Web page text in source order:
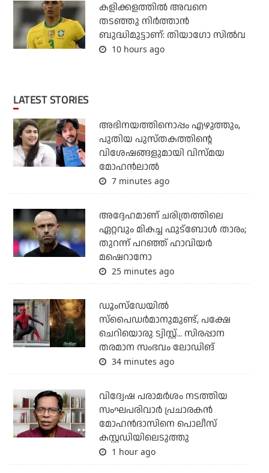
കളിക്കളത്തില്‍ അവനെ
തടഞ്ഞു നിര്‍ത്താന്‍
ബുദ്ധിമുട്ടാണ്: തിയാഗോ സില്‍വ
10 hours ago
LATEST STORIES
അഭിനയത്തിനൊപ്പം എഴുത്തും,
പുതിയ പുസ്തകത്തിന്റെ
വിശേഷങ്ങളുമായി വിസ്മയ
മോഹൻലാൽ
7 minutes ago
അദ്ദേഹമാണ് ചരിത്രത്തിലെ
ഏറ്റവും മികച്ച ഫുട്‌ബോള്‍ താരം;
തുറന്ന് പറഞ്ഞ് ഹാവിയര്‍
മഷെറാനോ
25 minutes ago
ഡൂംസ്‌ഡേയില്‍
സ്‌പൈഡര്‍മാനുമുണ്ട്, പക്ഷേ
ചെറിയൊരു ട്വിസ്റ്റ്... സിരപ്പാന
തരമാന സംഭവം ലോഡിങ്
34 minutes ago
വിദ്വേഷ പരാമര്‍ശം നടത്തിയ
സംഘപരിവാര്‍ പ്രചാരകന്‍
മോഹന്‍ദാസിനെ പൊലീസ്
കസ്റ്റഡിയിലെടുത്തു
1 hour ago